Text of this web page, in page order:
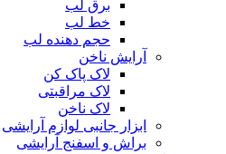
برق لب
خط لب
حجم دهنده لب
آرایش ناخن
لاک پاک کن
لاک مراقبتی
لاک ناخن
ابزار جانبی لوازم آرایشی
براش و اسفنج آرایشی